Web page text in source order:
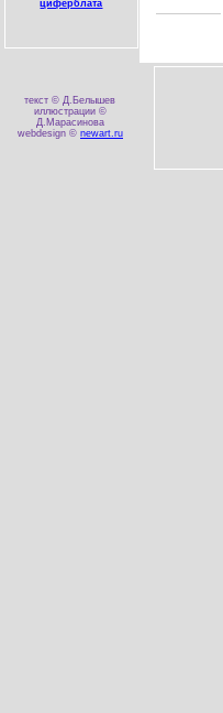
циферблата
текст © Д.Белышев
иллюстрации ©
Д.Марасинова
webdesign © newart.ru